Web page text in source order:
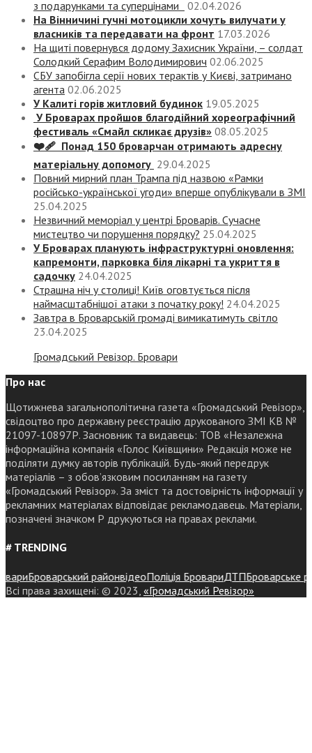
з подарунками та суперцінами
02.04.2026
На Вінничині гучні мотоцикли хочуть вилучати у
власників та передавати на фронт 17.03.2026
На щиті повернувся додому Захисник України, – солдат
Солодкий Серафим Володимирович 02.06.2025
СБУ запобігла серії нових терактів у Києві, затримано
агента 02.06.2025
У Калиті горів житловий будинок 19.05.2025
У Броварах пройшов благодійний хореографічний
фестиваль «Смайл скликає друзів» 08.05.2025
❤️‍🩹 Понад 150 броварчан отримають адресну
матеріальну допомогу 29.04.2025
Повний мирний план Трампа під назвою «‎Рамки
російсько-української угоди» вперше опублікували в ЗМІ
25.04.2025
Незвичний меморіал у центрі Броварів. Сучасне
мистецтво чи порушення порядку? 25.04.2025
У Броварах планують інфраструктурні оновлення:
капремонти, парковка біля лікарні та укриття в
садочку 24.04.2025
Страшна ніч у столиці! Київ оговтується після
наймасштабнішої атаки з початку року! 24.04.2025
Завтра в Броварській громаді вимикатимуть світло
23.04.2025
Громадський Ревізор. Бровари
Про нас
Щотижнева загальнополітична газета «Громадський Ревізор»,
свідоцтво про державну реєстрацію друкованого ЗМІ КВ №
21097-10897Р. Засновник та видавець: ТОВ «Незалежна
інформаційна компанія «Голос Київщини» Редакція може не
поділяти думку авторів публікацій. Будь-який передрук
матеріалів – з обов’язковим посиланням на газету
«Громадський Ревізор». За зміст та достовірність інформації у
рекламних матеріалах відповідає рекламодавець. Матеріали,
позначені значком Р друкуються на правах реклами.
# TRENDING
Броварський районвідеоПоліція БровариДТПБроварське
Всі права захищені: © 2023, «Громадський Ревізор»